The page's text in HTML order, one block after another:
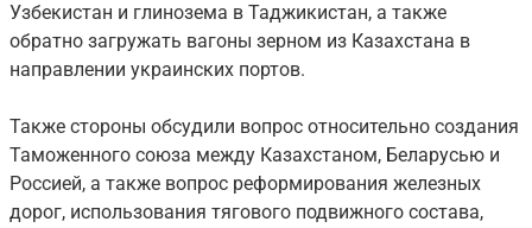
Узбекистан и глинозема в Таджикистан, а также
обратно загружать вагоны зерном из Казахстана в
направлении украинских портов.
Также стороны обсудили вопрос относительно создания
Таможенного союза между Казахстаном, Беларусью и
Россией, а также вопрос реформирования железных
дорог, использования тягового подвижного состава,